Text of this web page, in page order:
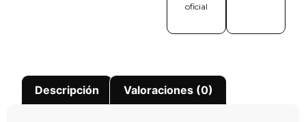
oficial
Descripción Valoraciones (0)